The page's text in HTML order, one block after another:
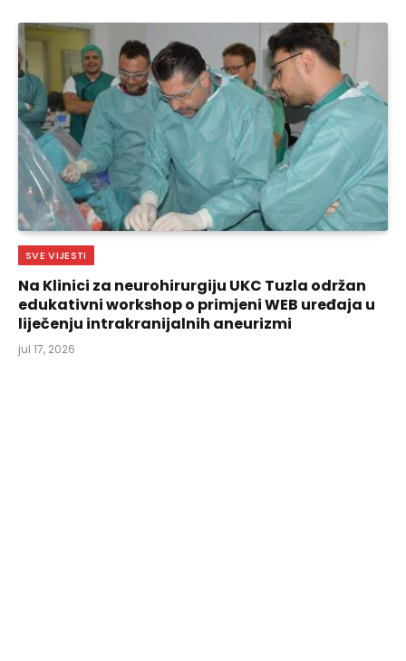
SVE VIJESTI
Na Klinici za neurohirurgiju UKC Tuzla održan
edukativni workshop o primjeni WEB uređaja u
liječenju intrakranijalnih aneurizmi
jul 17, 2026